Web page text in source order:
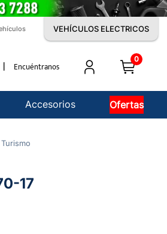
VEHÍCULOS ELECTRICOS
Encuéntranos
0
Accesorios Ofertas
Turismo
17